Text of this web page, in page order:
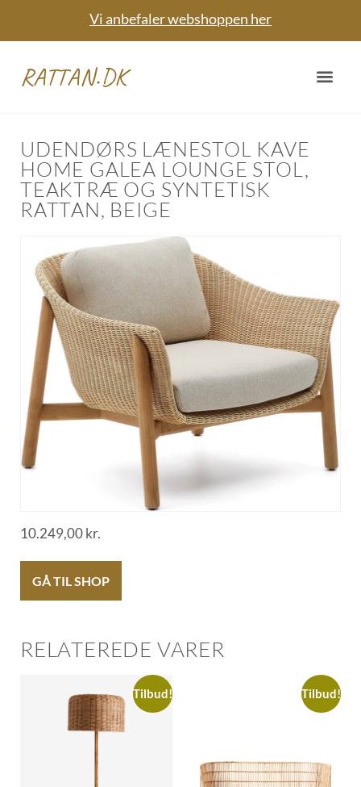
Vi anbefaler webshoppen her
RATTAN.DK
UDENDØRS LÆNESTOL KAVE
HOME GALEA LOUNGE STOL,
TEAKTRÆ OG SYNTETISK
RATTAN, BEIGE
10.249,00kr.
GÅ TIL SHOP
RELATEREDE VARER
Tilbud! Tilbud!